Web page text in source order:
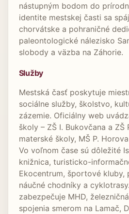
nástupným bodom do
identite mestskej časti sa
chorvátske a pohraničné
paleontologické nálezisko
slobody a väzba na Záhorie.
Služby
Mestská časť poskytuje
sociálne služby, školstvo,
zázemie. Oficiálny web
školy – ZŠ I. Bukovčana a ZŠ
materské školy, MŠ P.
Vo voľnom čase sú dôležité
knižnica, turisticko-
Ekocentrum, športové kluby,
náučné chodníky a
zabezpečuje MHD,
spojenia smerom na Lamač,